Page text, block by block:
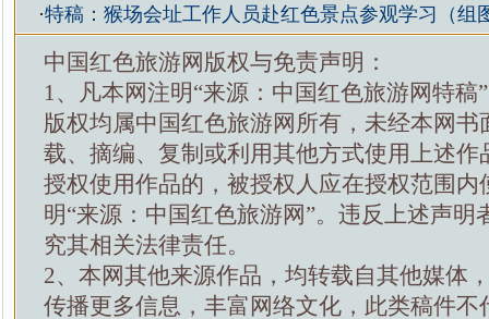
·特稿：猴场会址工作人员赴红色景点参观学习（组
中国红色旅游网版权与免责声明：
1、凡本网注明“来源：中国红色旅游网特稿
版权均属中国红色旅游网所有，未经本网书
载、摘编、复制或利用其他方式使用上述作
授权使用作品的，被授权人应在授权范围内
明“来源：中国红色旅游网”。违反上述声明
究其相关法律责任。
2、本网其他来源作品，均转载自其他媒体
传播更多信息，丰富网络文化，此类稿件不